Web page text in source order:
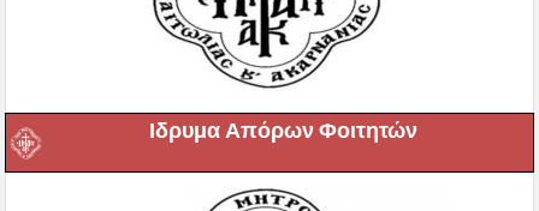
Ιδρυμα Απόρων Φοιτητών